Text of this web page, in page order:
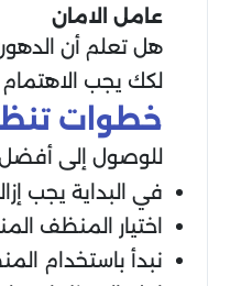
عامل الامان
هل تعلم أن
لكك يجب الاهتمام
خطوات
للوصول إلى أفضل
في البداية يجب
اختيار المنظف
نبدأ باستخدام